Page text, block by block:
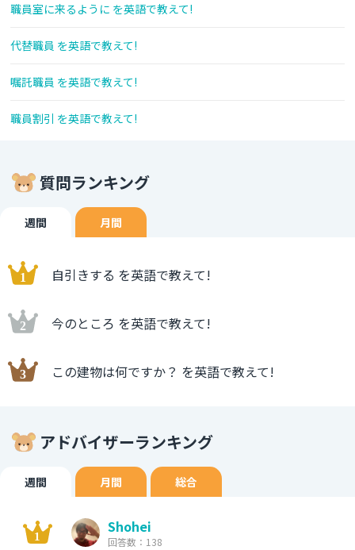
職員室に来るように を英語で教えて!
代替職員 を英語で教えて!
嘱託職員 を英語で教えて!
職員割引 を英語で教えて!
質問ランキング
週間 月間
自引きする を英語で教えて!
今のところ を英語で教えて!
この建物は何ですか？ を英語で教えて!
アドバイザーランキング
週間 月間 総合
Shohei
回答数：138